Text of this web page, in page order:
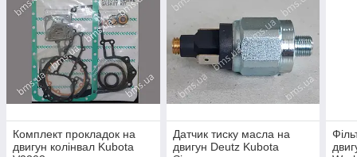
Комплект прокладок на
двигун колінвал Kubota
Датчик тиску масла на
двигун Deutz Kubota